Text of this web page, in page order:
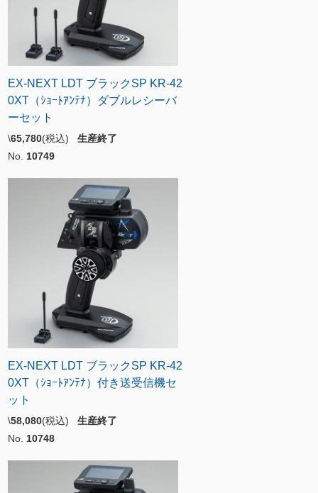
EX-NEXT LDT ブラックSP KR-42
0XT（ｼｮｰﾄｱﾝﾃﾅ）ダブルレシーバ
ーセット
\65,780(税込) 生産終了
No. 10749
EX-NEXT LDT ブラックSP KR-42
0XT（ｼｮｰﾄｱﾝﾃﾅ）付き送受信機セ
ット
\58,080(税込) 生産終了
No. 10748